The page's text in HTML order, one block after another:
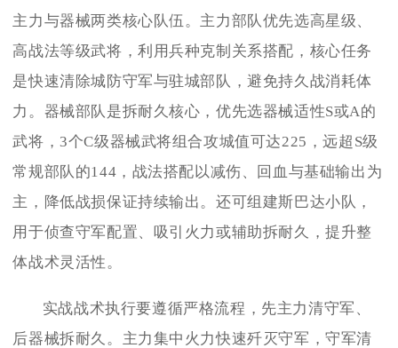
主力与器械两类核心队伍。主力部队优先选高星级、
高战法等级武将，利用兵种克制关系搭配，核心任务
是快速清除城防守军与驻城部队，避免持久战消耗体
力。器械部队是拆耐久核心，优先选器械适性S或A的
武将，3个C级器械武将组合攻城值可达225，远超S级
常规部队的144，战法搭配以减伤、回血与基础输出为
主，降低战损保证持续输出。还可组建斯巴达小队，
用于侦查守军配置、吸引火力或辅助拆耐久，提升整
体战术灵活性。
实战战术执行要遵循严格流程，先主力清守军、
后器械拆耐久。主力集中火力快速歼灭守军，守军清